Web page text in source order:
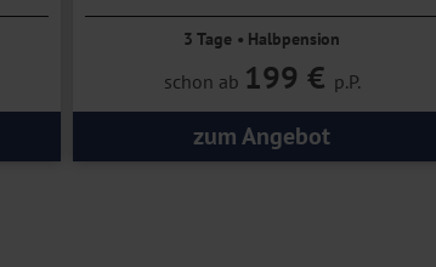
3 Tage • Halbpension
schon ab 199 € p.P.
zum Angebot